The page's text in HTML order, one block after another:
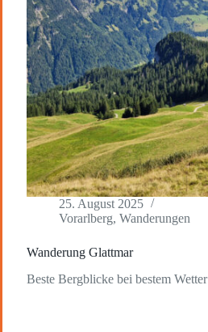
25. August 2025
Vorarlberg, Wanderungen
Wanderung Glattmar
Beste Bergblicke bei bestem Wetter